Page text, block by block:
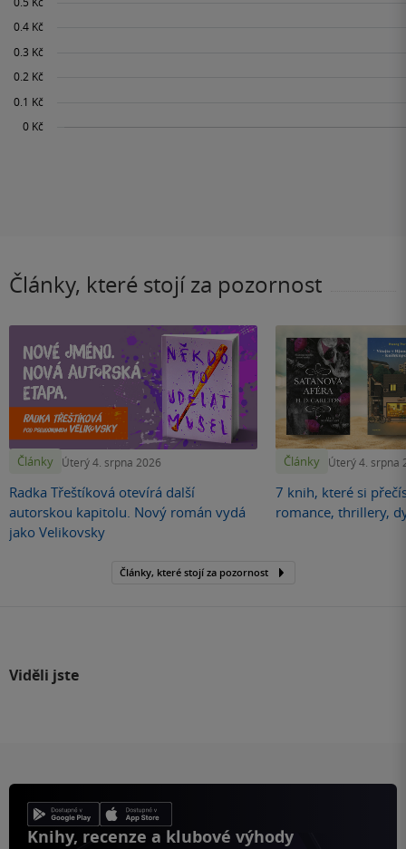
Články, které stojí za pozornost
Články Úterý 4. srpna 2026
Radka Třeštíková otevírá další
autorskou kapitolu. Nový román vydá
jako Velikovsky
Články Úterý 4. srpna
7 knih, které si
romance, thrillery,
Články, které stojí za pozornost
Viděli jste
Knihy, recenze a klubové výhody